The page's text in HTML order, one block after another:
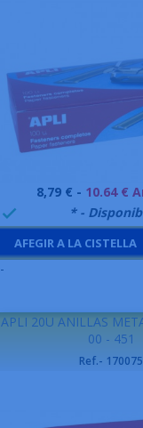
Preu
8,79 € - 10.64 €
 * -
AFEGIR A LA CISTELLA
-
APLI 20U ANILLAS
00 - 451
Ref.- 170075